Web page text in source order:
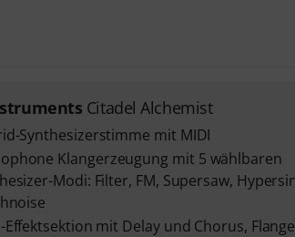
Citadel Alchemist
Synthesizerstimme mit MIDI
Klangerzeugung mit 5 wählbaren
Modi: Filter, FM, Supersaw,
Effektsektion mit Delay und Chorus,